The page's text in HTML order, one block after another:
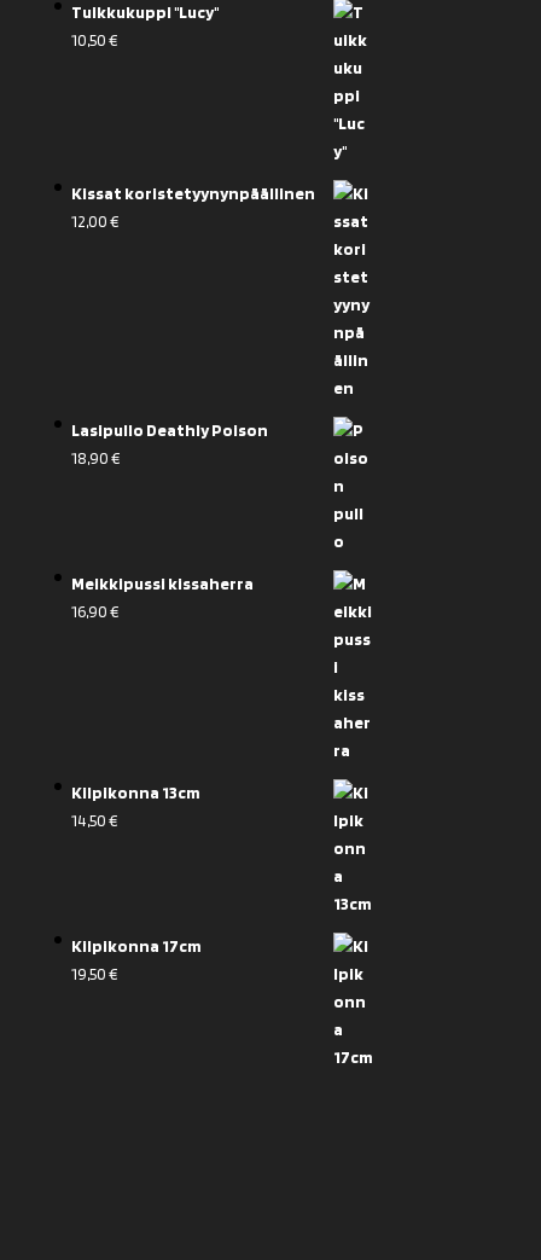
Tuikkukuppi "Lucy"
10,50€
Kissat koristetyynynpäällinen
12,00€
Lasipullo Deathly Poison
18,90€
Meikkipussi kissaherra
16,90€
Kilpikonna 13cm
14,50€
Kilpikonna 17cm
19,50€